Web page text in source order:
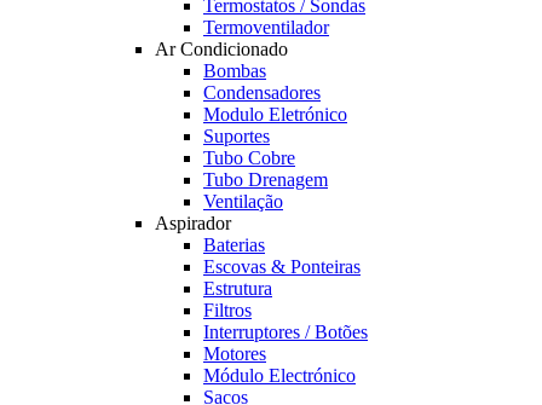
Termostatos / Sondas
Termoventilador
Ar Condicionado
Bombas
Condensadores
Modulo Eletrónico
Suportes
Tubo Cobre
Tubo Drenagem
Ventilação
Aspirador
Baterias
Escovas & Ponteiras
Estrutura
Filtros
Interruptores / Botões
Motores
Módulo Electrónico
Sacos